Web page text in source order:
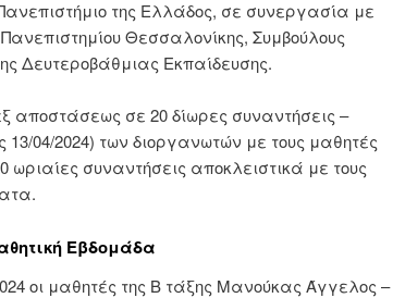
της Ελλάδος, σε συνεργασία με
Θεσσαλονίκης, Συμβούλους
Δευτεροβάθμιας Εκπαίδευσης.
αποστάσεως σε 20 δίωρες συναντήσεις –
13/04/2024) των διοργανωτών με τους μαθητές
ωριαίες συναντήσεις αποκλειστικά με τους
Εβδομάδα
οι μαθητές της Β τάξης Μανούκας Άγγελος –